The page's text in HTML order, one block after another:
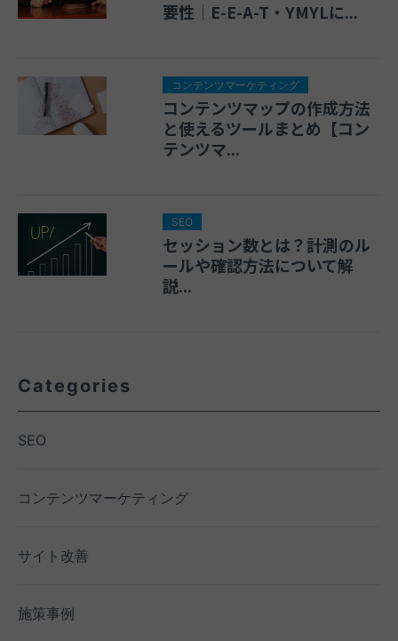
要性｜E-E-A-T・YMYLに...
コンテンツマーケティング
コンテンツマップの作成方法
と使えるツールまとめ【コン
テンツマ...
SEO
セッション数とは？計測のル
ールや確認方法について解
説...
Categories
SEO
コンテンツマーケティング
サイト改善
施策事例